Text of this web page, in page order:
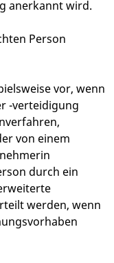
anerkannt wird.
Person
vor, wenn
-verteidigung
von einem
durch ein
werden, wenn